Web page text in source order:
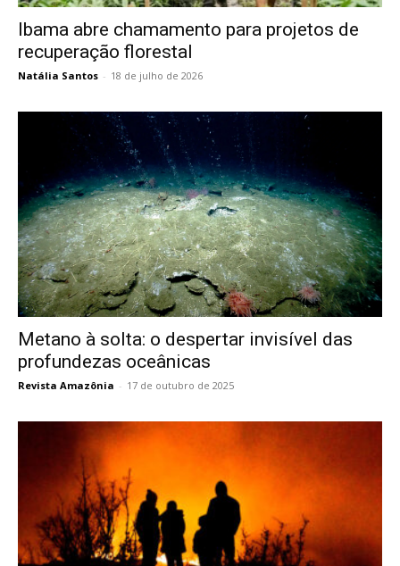
Ibama abre chamamento para projetos de
recuperação florestal
Natália Santos - 18 de julho de 2026
Metano à solta: o despertar invisível das
profundezas oceânicas
Revista Amazônia - 17 de outubro de 2025